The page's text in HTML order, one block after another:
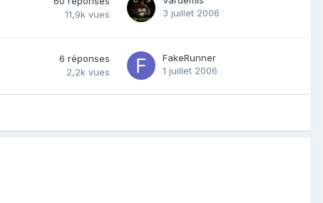
11,9k vues
3 juillet 2006
6 réponses
2,2k vues
FakeRunner
1 juillet 2006